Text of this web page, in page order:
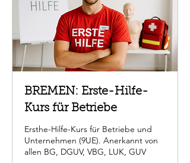
BREMEN: Erste-Hilfe-
Kurs für Betriebe
Ersthe-Hilfe-Kurs für Betriebe und
Unternehmen (9UE). Anerkannt von
allen BG, DGUV, VBG, LUK, GUV